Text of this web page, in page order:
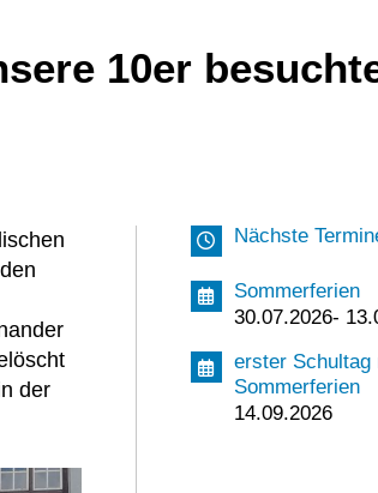
10er
der
Nächste
Sommerferien
30.07.2026-
erster Schultag
Sommerferien
14.09.2026